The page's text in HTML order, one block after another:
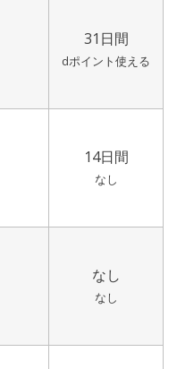
31日間
dポイント使える
14日間
なし
なし
なし